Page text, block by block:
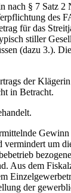
§ 7 Satz 2
des
für das
stiller
(dazu 3.).
der
in Betracht.
Gewinn
vermindert um
Aus dem
der